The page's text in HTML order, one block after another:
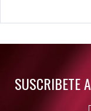
Rumor: Se filtran
SUSCRIBETE